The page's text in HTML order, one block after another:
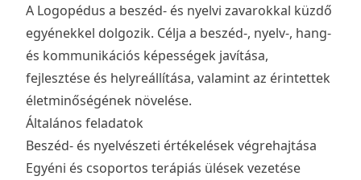
A Logopédus a beszéd- és nyelvi zavarokkal küzdő
egyénekkel dolgozik. Célja a beszéd-, nyelv-, hang-
és kommunikációs képességek javítása,
fejlesztése és helyreállítása, valamint az érintettek
életminőségének növelése.
Általános feladatok
Beszéd- és nyelvészeti értékelések végrehajtása
Egyéni és csoportos terápiás ülések vezetése